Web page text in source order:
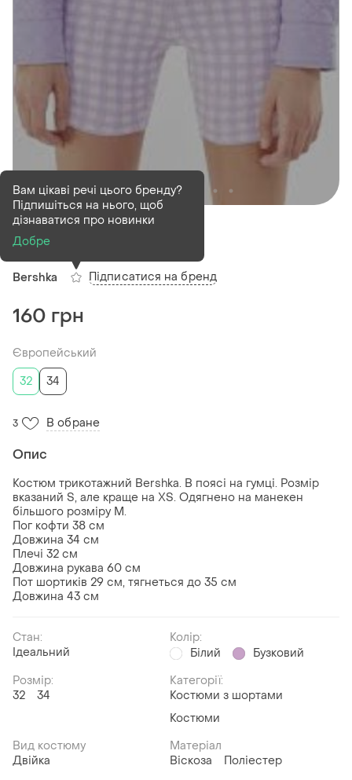
Деактивований 1 шт
Костюм bershka
Bershka
Вам цікаві речі цього бренду?
Підпишіться на нього, щоб
дізнаватися про новинки
Добре
Підписатися на бренд
160 грн
Європейський
32
34
3 В обране
Опис
Костюм трикотажний Bershka. В поясі на гумці. Розмір
вказаний S, але краще на XS. Одягнено на манекен
більшого розміру M.
Пог кофти 38 см
Довжина 34 см
Плечі 32 см
Довжина рукава 60 см
Пот шортиків 29 см, тягнеться до 35 см
Довжина 43 см
Стан:
Ідеальний
Колір:
Білий
Бузковий
Розмір:
32
34
Категорії:
Костюми з шортами
Костюми
Вид костюму
Двійка
Матеріал
Віскоза
Поліестер